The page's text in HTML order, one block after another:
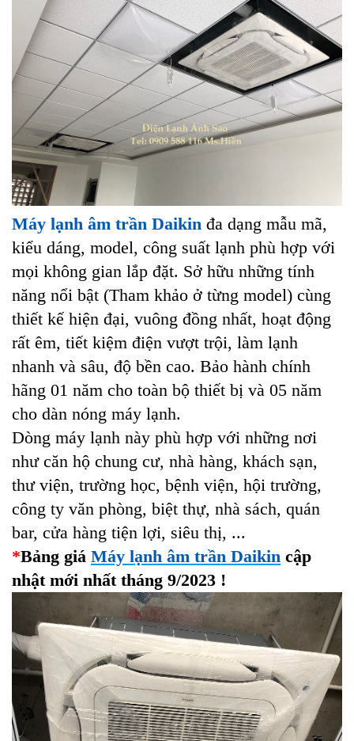
Máy lạnh âm trần Daikin đa dạng mẫu mã,
kiểu dáng, model, công suất lạnh phù hợp với
mọi không gian lắp đặt. Sở hữu những tính
năng nổi bật (Tham khảo ở từng model) cùng
thiết kế hiện đại, vuông đồng nhất, hoạt động
rất êm, tiết kiệm điện vượt trội, làm lạnh
nhanh và sâu, độ bền cao. Bảo hành chính
hãng 01 năm cho toàn bộ thiết bị và 05 năm
cho dàn nóng máy lạnh.
Dòng máy lạnh này phù hợp với những nơi
như căn hộ chung cư, nhà hàng, khách sạn,
thư viện, trường học, bệnh viện, hội trường,
công ty văn phòng, biệt thự, nhà sách, quán
bar, cửa hàng tiện lợi, siêu thị, ...
*Bảng giá Máy lạnh âm trần Daikin cập
nhật mới nhất tháng 9/2023 !